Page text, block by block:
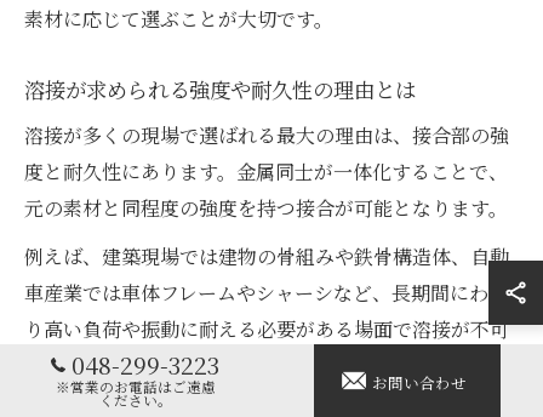
素材に応じて選ぶことが大切です。
溶接が求められる強度や耐久性の理由とは
溶接が多くの現場で選ばれる最大の理由は、接合部の強
度と耐久性にあります。金属同士が一体化することで、
元の素材と同程度の強度を持つ接合が可能となります。
例えば、建築現場では建物の骨組みや鉄骨構造体、自動
車産業では車体フレームやシャーシなど、長期間にわた
り高い負荷や振動に耐える必要がある場面で溶接が不可
欠です。このような用途では、はんだ付けでは強度が不
足し、溶接でしか実現できない信頼性が求められます。
048-299-3223
※営業のお電話はご遠慮
ください。
お問い合わせ